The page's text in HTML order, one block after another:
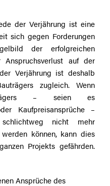
der Verjährung ist eine
sich gegen Forderungen
der erfolgreichen
auf der
Verjährung ist deshalb
zugleich. Wenn
– seien es
Kaufpreisansprüche –
nicht mehr
können, kann dies
Projekts gefährden.
Ansprüche des